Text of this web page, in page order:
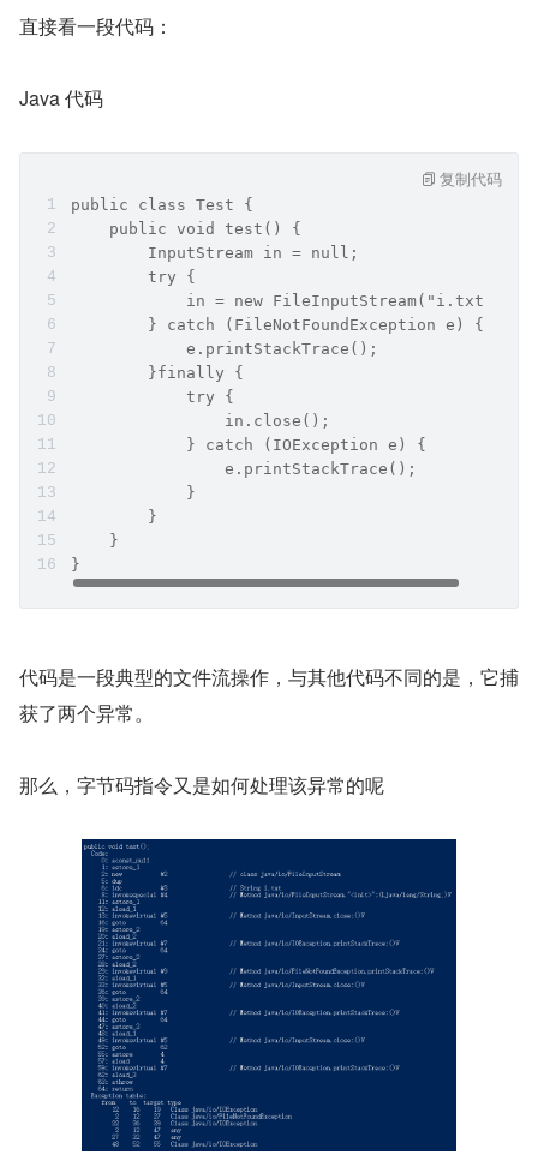
直接看一段代码：
Java 代码
public class Test {
    public void test() {
        InputStream in = null;
        try {
            in = new FileInputStream("i.txt");
        } catch (FileNotFoundException e) {
            e.printStackTrace();
        }finally {
            try {
                in.close();
            } catch (IOException e) {
                e.printStackTrace();
            }
        }
    }
}
复制代码
代码是一段典型的文件流操作，与其他代码不同的是，它捕
获了两个异常。
那么，字节码指令又是如何处理该异常的呢